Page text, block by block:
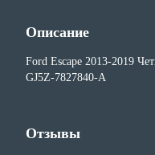
Описание
Ford Escape 2013-2019
GJ5Z-7827840-A
Отзывы